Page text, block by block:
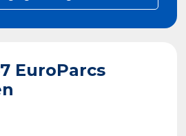
EuroParcs